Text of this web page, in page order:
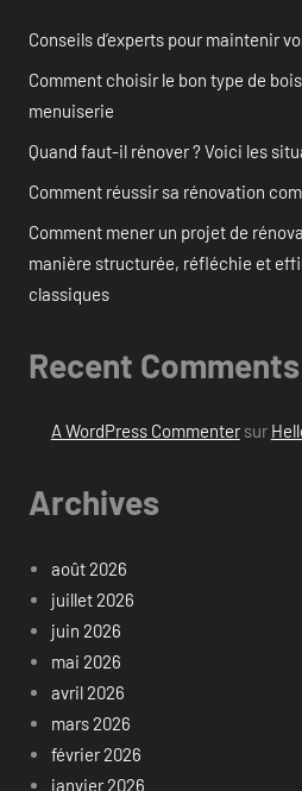
Conseils d’experts pour maintenir
Comment choisir le bon type de
menuiserie
Quand faut-il rénover ? Voici les
Comment réussir sa rénovation
Comment mener un projet de
manière structurée, réfléchie et
classiques
Recent Comments
A WordPress Commentersur
Archives
août 2026
juillet 2026
juin 2026
mai 2026
avril 2026
mars 2026
février 2026
janvier 2026